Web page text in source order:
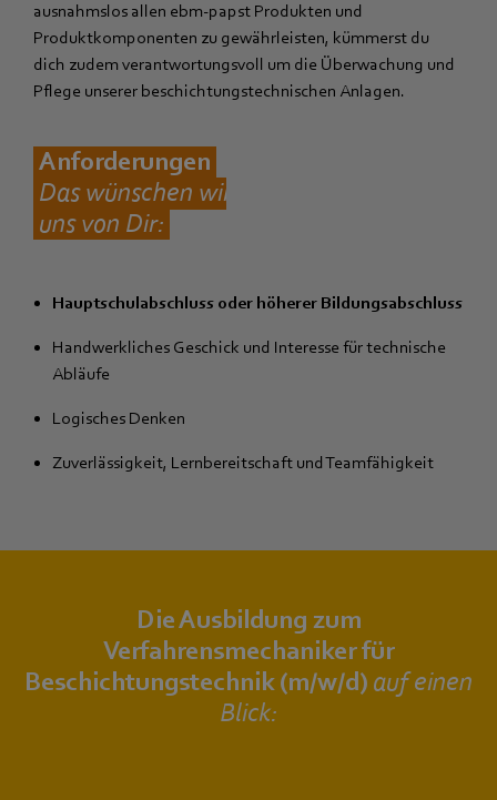
ausnahmslos allen ebm‑papst Produkten und
Produktkomponenten zu gewährleisten, kümmerst du
dich zudem verantwortungsvoll um die Überwachung und
Pflege unserer beschichtungstechnischen Anlagen.
Anforderungen
Das wünschen wir
uns von Dir:
Hauptschulabschluss oder höherer Bildungsabschluss
Handwerkliches Geschick und Interesse für technische
Abläufe
Logisches Denken
Zuverlässigkeit, Lernbereitschaft und Teamfähigkeit
Die Ausbildung zum
Verfahrensmechaniker für
Beschichtungstechnik (m/w/d) auf einen
Blick: